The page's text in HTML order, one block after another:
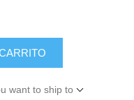
want to ship to